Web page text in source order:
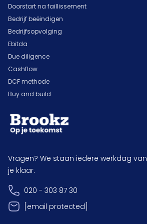
Doorstart na faillissement
Bedrijf beëindigen
Bedrijfsopvolging
Ebitda
Due diligence
Cashflow
DCF methode
Buy and build
Vragen? We staan iedere werkdag van
je klaar.
020 - 303 87 30
[email protected]